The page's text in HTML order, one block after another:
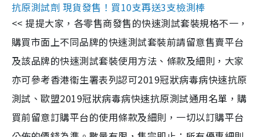
抗原測試劑 現貨發售！買10支再送3支檢測棒
<< 提提大家，各零售商發售的快速測試套裝規格不一，
購買市面上不同品牌的快速測試套裝前請留意售賣平台
及該品牌的快速測試套裝使用方法、條款及細則，大家
亦可參考香港衞生署表列認可2019冠狀病毒病快速抗原
測試、歐盟2019冠狀病毒病快速抗原測試通用名單，購
買前留意訂購平台的使用條款及細則，一切以訂購平台